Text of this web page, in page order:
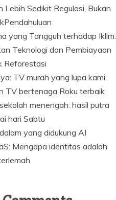
Lebih Sedikit Regulasi, Bukan
yang Tangguh terhadap Iklim:
Teknologi dan Pembiayaan
Reforestasi
TV murah yang lupa kami
TV bertenaga Roku terbaik
menengah: hasil putra
hari Sabtu
yang didukung AI
Mengapa identitas adalah